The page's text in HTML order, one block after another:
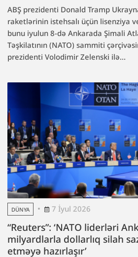
ABŞ prezidenti Donald Tramp
raketlərinin istehsalı üçün lisenziya
bunu iyulun 8-də Ankarada Şimali
Təşkilatının (NATO) sammiti
prezidenti Volodimir Zelenski ilə...
DÜNYA 7 İyul 2026
“Reuters”: ‘NATO liderləri
milyardlarla dollarlıq silah
etməyə hazırlaşır’